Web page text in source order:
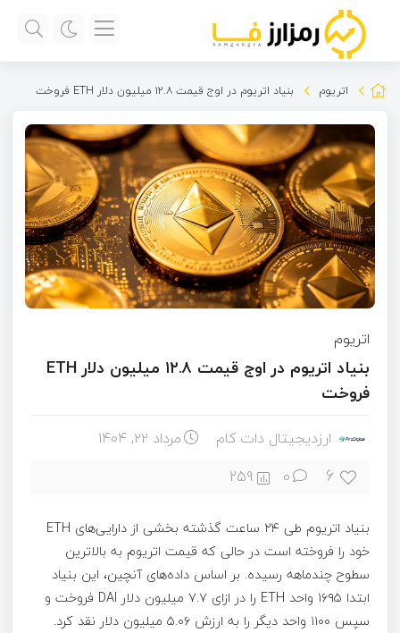
اتریوم بنیاد اتریوم در اوج قیمت ۱۲.۸ میلیون دلار ETH فروخت
اتریوم
بنیاد اتریوم در اوج قیمت ۱۲.۸ میلیون دلار ETH
فروخت
ارزدیجیتال دات کام مرداد ۲۲, ۱۴۰۴
6
0
259
بنیاد اتریوم طی ۲۴ ساعت گذشته بخشی از دارایی‌های ETH
خود را فروخته است در حالی که قیمت اتریوم به بالاترین
سطوح چندماهه رسیده. بر اساس داده‌های آنچین، این بنیاد
ابتدا ۱۶۹۵ واحد ETH را در ازای ۷.۷ میلیون دلار DAI فروخت و
سپس ۱۱۰۰ واحد دیگر را به ارزش ۵.۰۶ میلیون دلار نقد کرد.